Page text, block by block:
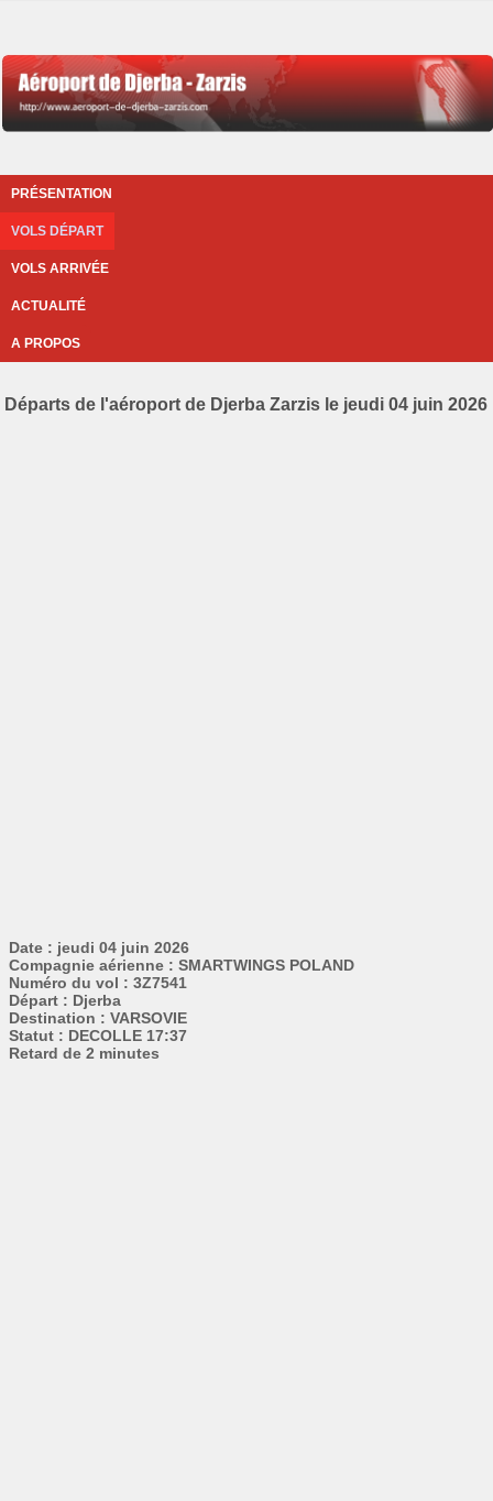
PRÉSENTATION
VOLS DÉPART
VOLS ARRIVÉE
ACTUALITÉ
A PROPOS
Départs de l'aéroport de Djerba Zarzis le jeudi 04 juin 2026
Date : jeudi 04 juin 2026
Compagnie aérienne : SMARTWINGS POLAND
Numéro du vol : 3Z7541
Départ : Djerba
Destination : VARSOVIE
Statut : DECOLLE 17:37
Retard de 2 minutes